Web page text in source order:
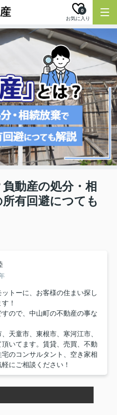
お気に入り
0
負動産の処分・相
有回避につても
トーに、お客様の住まい探し
！
ので、中山町の不動産の事な
天童市、東根市、寒河江市、
いてます。賃貸、売買、不動
のコンサルタント、空き家相
にご相談ください！